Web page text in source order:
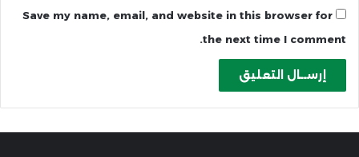
Save my name, email, and website in this browser for
the next time I comment.